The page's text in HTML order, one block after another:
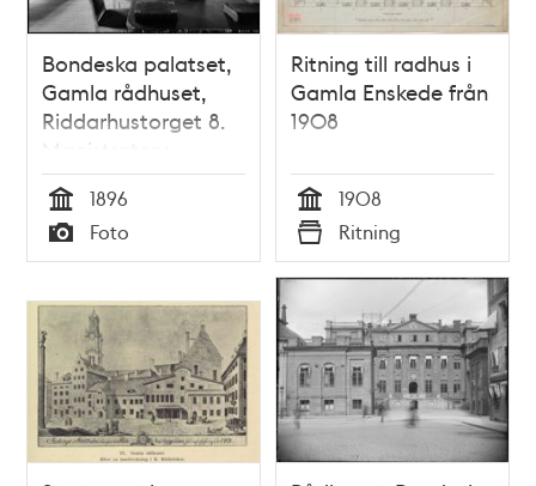
Bondeska palatset,
Gamla rådhuset,
Riddarhustorget 8.
Magistratens
sessionssal
Tid
1896
Typ
Foto
Ritning till radhus i
Gamla Enskede från
1908
Tid
1908
Typ
Ritning